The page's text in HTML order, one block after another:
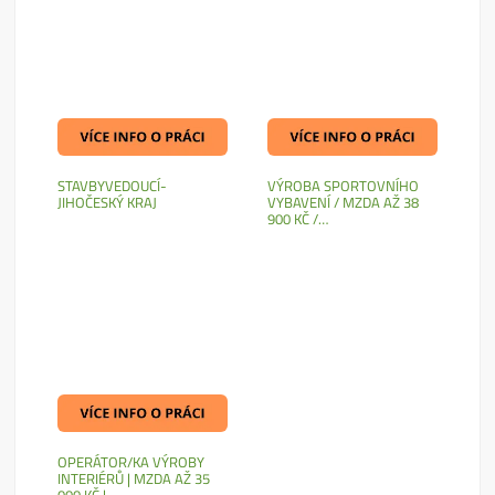
STAVBYVEDOUCÍ-
JIHOČESKÝ KRAJ
VÝROBA SPORTOVNÍHO
VYBAVENÍ / MZDA AŽ 38
900 KČ /…
OPERÁTOR/KA VÝROBY
INTERIÉRŮ | MZDA AŽ 35